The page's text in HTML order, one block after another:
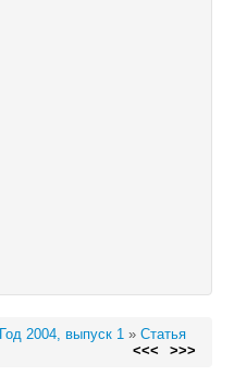
Год 2004, выпуск 1 » Статья
<<< >>>